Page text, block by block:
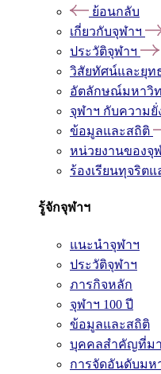
ย้อนกลับ
เกี่ยวกับจุฬาฯ
ประวัติจุฬาฯ
วิสัยทัศน์และยุท
อัตลักษณ์มหาวิ
จุฬาฯ กับความยั่
ข้อมูลและสถิติ
หน่วยงานของจุ
ร้องเรียนทุจริต
รู้จักจุฬาฯ
แนะนำจุฬาฯ
ประวัติจุฬาฯ
ภารกิจหลัก
จุฬาฯ 100 ปี
ข้อมูลและสถิติ
บุคคลสำคัญที่มา
การจัดอันดับมห